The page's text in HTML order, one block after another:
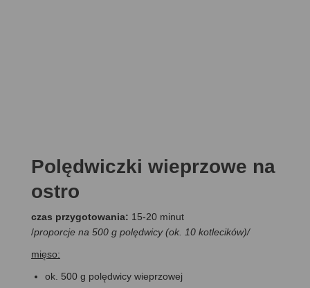
Polędwiczki wieprzowe na
ostro
czas przygotowania: 15-20 minut
/proporcje na 500 g polędwicy (ok. 10 kotlecików)/
mięso:
ok. 500 g polędwicy wieprzowej